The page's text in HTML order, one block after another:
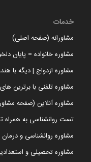
خدمات
مشاورانه (صفحه اصلی)
مشاوره خانواده = پایان
مشاوره ازدواج | دیگه با
مشاوره تلفنی با برترین
مشاوره آنلاین (صفحه
تست روانشناسی به همراه
مشاوره روانشناسی و
مشاوره تحصیلی و